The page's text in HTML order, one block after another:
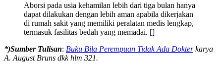
Aborsi pada usia kehamilan lebih dari tiga bulan hanya
dapat dilakukan dengan lebih aman apabila dikerjakan
di rumah sakit yang memiliki peralatan medis lengkap,
termasuk fasilitas bedah yang memadai. []
*)Sumber Tulisan: Buku Bila Perempuan Tidak Ada Dokterkarya
A. August Bruns dkk hlm 321.